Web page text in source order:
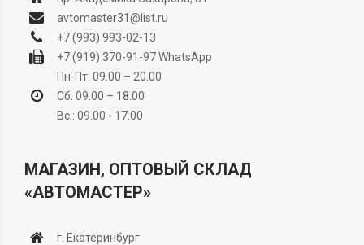
avtomaster31@list.ru
+7 (993) 993-02-13
+7 (919) 370-91-97WhatsApp
Пн-Пт: 09.00 – 20.00
Сб: 09.00 – 18.00
Вс.: 09.00 - 17.00
МАГАЗИН, ОПТОВЫЙ СКЛАД
«АВТОМАСТЕР»
г. Екатеринбург